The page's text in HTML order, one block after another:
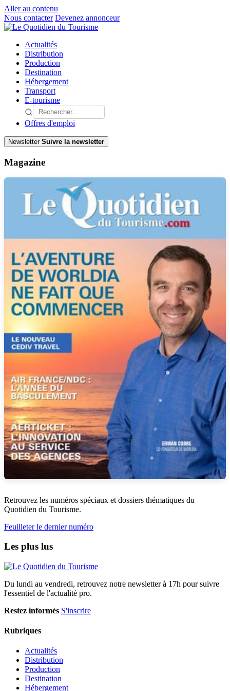
Aller au contenu
Nous contacter Devenez annonceur
Actualités
Distribution
Production
Destination
Hébergement
Transport
E-tourisme
Offres d'emploi
Newsletter Suivre la newsletter
Magazine
Retrouvez les numéros spéciaux et dossiers thématiques du
Quotidien du Tourisme.
Feuilleter le dernier numéro
Les plus lus
Du lundi au vendredi, retrouvez notre newsletter à 17h pour suivre
l'essentiel de l'actualité pro.
Restez informés S'inscrire
Rubriques
Actualités
Distribution
Production
Destination
Hébergement